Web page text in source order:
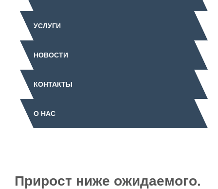
УСЛУГИ
НОВОСТИ
КОНТАКТЫ
О НАС
Прирост ниже ожидаемого.